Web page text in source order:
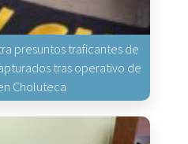
presuntos traficantes de
tras operativo de
Choluteca